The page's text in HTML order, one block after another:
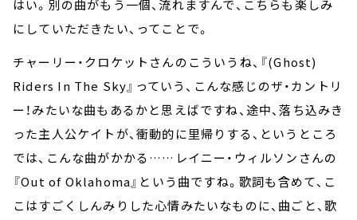
はい。別の曲がもう一個、流れますんで、こちらも楽しみ
にしていただきたい、ってことで。
チャーリー・クロケットさんのこういうね、『(Ghost)
Riders In The Sky』っていう、こんな感じのザ・カントリ
ー！みたいな曲もあるかと思えばですね、途中、落ち込みき
った主人公ケイトが、衝動的に里帰りする、というところ
では、こんな曲がかかる……レイニー・ウィルソンさんの
『Out of Oklahoma』という曲ですね。歌詞も含めて、こ
こはすごくしんみりした心情みたいなものに、曲ごと、歌